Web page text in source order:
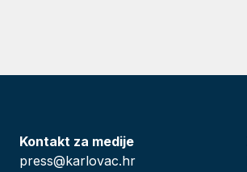
Kontakt za medije
press@karlovac.hr